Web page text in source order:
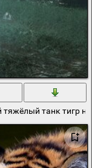
пути
тяжёлый танк тигр